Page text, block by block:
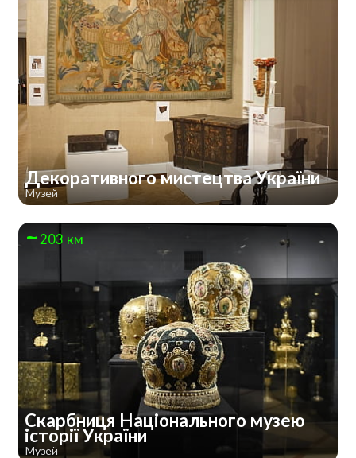
Декоративного мистецтва України
Музей
203 км
Скарбниця Національного музею
історії України
Музей